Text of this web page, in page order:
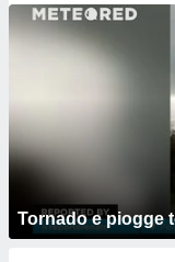
Tornado e piogge